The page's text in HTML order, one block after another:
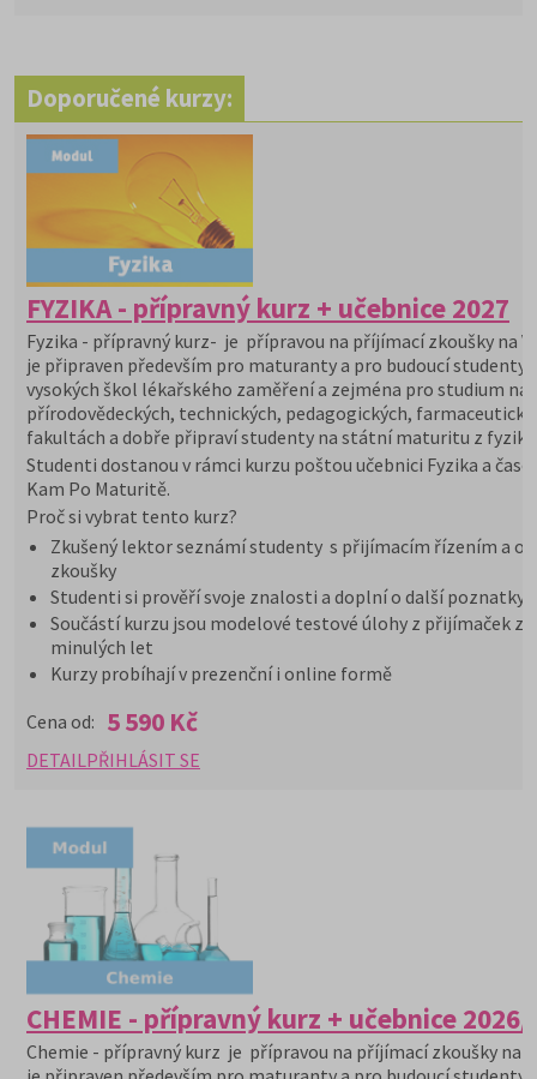
Doporučené kurzy:
FYZIKA - přípravný kurz + učebnice 2027
Fyzika - přípravný kurz- je přípravou na příjímací zkoušky na
je připraven především pro maturanty a pro budoucí studenty
vysokých škol lékařského zaměření a zejména pro studium na
přírodovědeckých, technických, pedagogických,
fakultách a dobře připraví studenty na státní maturitu z fyziky.
Studenti dostanou v rámci kurzu poštou učebnici Fyzika a
Kam Po Maturitě.
Proč si vybrat tento kurz?
Zkušený lektor seznámí studenty s přijímacím řízením a
zkoušky
Studenti si prověří svoje znalosti a doplní o další poznatky
Součástí kurzu jsou modelové testové úlohy z přijímaček z
minulých let
Kurzy probíhají v prezenční i online formě
Cena od: 5 590 Kč
DETAIL PŘIHLÁSIT SE
CHEMIE - přípravný kurz + učebnice 2026/
Chemie - přípravný kurz je přípravou na příjímací zkoušky na